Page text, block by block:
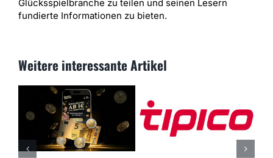
Glücksspielbranche zu teilen und seinen Lesern
fundierte Informationen zu bieten.
Weitere interessante Artikel